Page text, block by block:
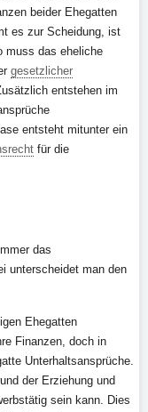
beider Ehegatten
es zur Scheidung, ist
muss das eheliche
gesetzlicher
entstehen im
entsteht mitunter ein
für die
das
unterscheidet man den
Ehegatten
Finanzen, doch in
Unterhaltsansprüche.
der Erziehung und
sein kann. Dies